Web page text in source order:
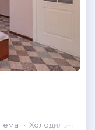
Холодильник в